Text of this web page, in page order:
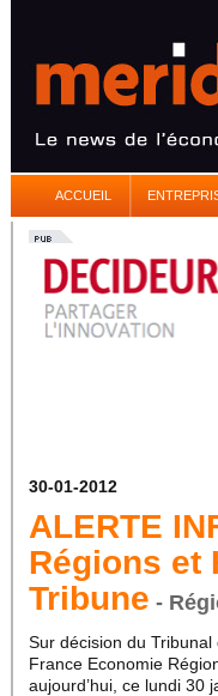
ACCUEIL
30-01-2012
ALERTE
Régions et
Tribune -
Sur décision du
France Economie
aujourd’hui, ce lundi 30